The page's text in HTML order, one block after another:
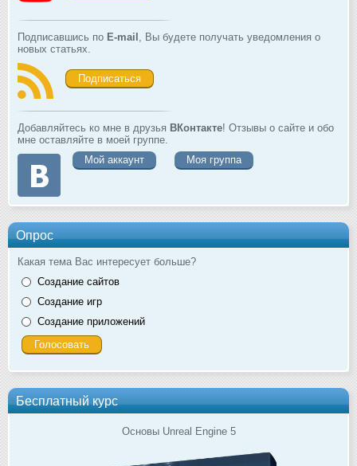
Подписавшись по E-mail , Вы будете получать уведомления о
новых статьях.
Подписаться
Добавляйтесь ко мне в друзья ВКонтакте! Отзывы о сайте и обо
мне оставляйте в моей группе.
Мой аккаунт
Моя группа
Опрос
Какая тема Вас интересует больше?
Создание сайтов
Создание игр
Создание приложений
Бесплатный курс
Основы Unreal Engine 5